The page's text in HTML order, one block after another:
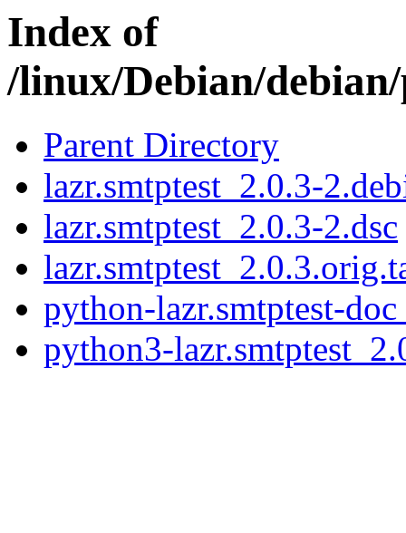
Index of
/linux/Debian/
Parent Directory
lazr.smtptest_2.0.3-
lazr.smtptest_2.0.3-2.dsc
python-lazr.smtptest-
python3-